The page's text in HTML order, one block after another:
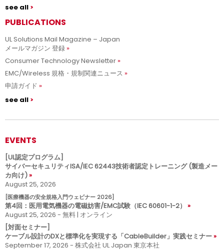
see all
PUBLICATIONS
UL Solutions Mail Magazine – Japan
メールマガジン 登録
Consumer Technology Newsletter
EMC/Wireless 規格・規制関連ニュース
申請ガイド
see all
EVENTS
[UL認定プログラム]
サイバーセキュリティISA/IEC 62443技術者認定トレーニング (製造メー
カ向け)
August 25, 2026
[医療機器の安全規格入門ウェビナー 2026]
第4回：医用電気機器の電磁妨害/EMC試験（IEC 60601-1-2）
August 25, 2026 - 無料 | オンライン
[対面セミナー]
ケーブル設計のDXと標準化を実現する「CableBuilder」実践セミナー
September 17, 2026 - 株式会社 UL Japan 東京本社